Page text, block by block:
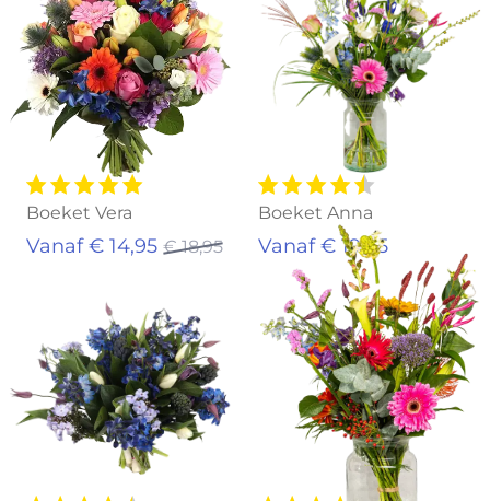
Boeket Vera
Vanaf € 14,95 € 18,95
Boeket Anna
Vanaf € 19,95